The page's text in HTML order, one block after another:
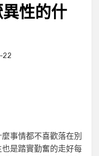
性的什
22
事情都不喜歡落在別
是踏實勤奮的走好每